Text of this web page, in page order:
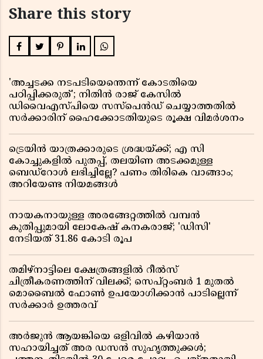
Share this story
'അച്ചടക്ക നടപടിയെന്തെന്ന് കോടതിയെ
പഠിപ്പിക്കരുത്'; നിതിൻ രാജ് കേസിൽ
ഡിവൈഎസ്പിയെ സസ്പെൻഡ് ചെയ്യാത്തതിൽ
സർക്കാരിന് ഹൈക്കോടതിയുടെ രൂക്ഷ വിമർശനം
ട്രെയിൻ യാത്രക്കാരുടെ ശ്രദ്ധയ്ക്ക്; എ സി
കോച്ചുകളിൽ പുതപ്പ്, തലയിണ അടക്കമുള്ള
ബെഡ്റോൾ ലഭിച്ചില്ലേ? പണം തിരികെ വാങ്ങാം;
അറിയേണ്ട നിയമങ്ങൾ
നായകനായുള്ള അരങ്ങേറ്റത്തിൽ വമ്പൻ
കുതിപ്പുമായി ലോകേഷ് കനകരാജ്; 'ഡിസി'
നേടിയത് 31.86 കോടി രൂപ
തമിഴ്‌നാട്ടിലെ ക്ഷേത്രങ്ങളിൽ റീൽസ്
ചിത്രീകരണത്തിന് വിലക്ക്; സെപ്റ്റംബർ 1 മുതൽ
മൊബൈൽ ഫോൺ ഉപയോഗിക്കാൻ പാടില്ലെന്ന്
സർക്കാർ ഉത്തരവ്
അർജുൻ ആയങ്കിയെ ഒളിവിൽ കഴിയാൻ
സഹായിച്ചത് അര ഡസൻ സുഹൃത്തുക്കൾ;